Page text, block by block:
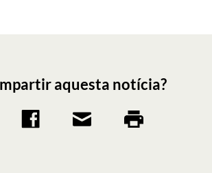
aquesta notícia?